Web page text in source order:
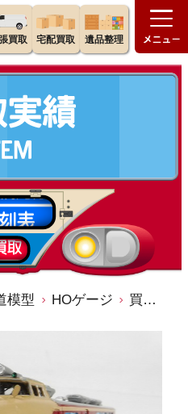
買取 宅配買取 遺品整理
模型 HOゲージ 買取価格：3,000円 カワイモデル・クロ151・先頭車一両・特急形電車・鉄道模型